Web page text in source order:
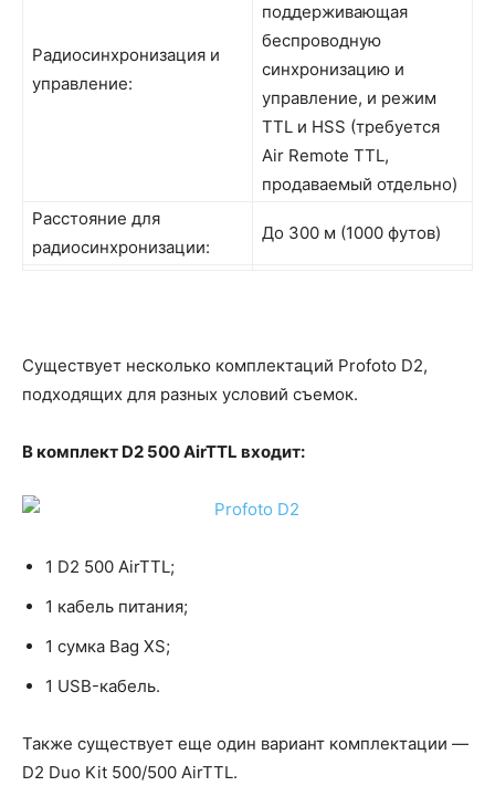
Радиосинхронизация и
управление:
поддерживающая
беспроводную
синхронизацию и
управление, и режим
TTL и HSS (требуется
Air Remote TTL,
продаваемый отдельно)
Расстояние для
радиосинхронизации:
До 300 м (1000 футов)
Существует несколько комплектаций Profoto D2,
подходящих для разных условий съемок.
В комплект D2 500 AirTTL входит:
1 D2 500 AirTTL;
1 кабель питания;
1 сумка Bag XS;
1 USB-кабель.
Также существует еще один вариант комплектации —
D2 Duo Kit 500/500 AirTTL.